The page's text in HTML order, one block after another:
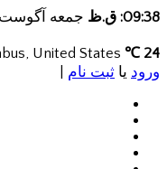
09:38: ق.ظ جمعه آگوست 7, 2026
24 ℃
ورود یا ثبت نام